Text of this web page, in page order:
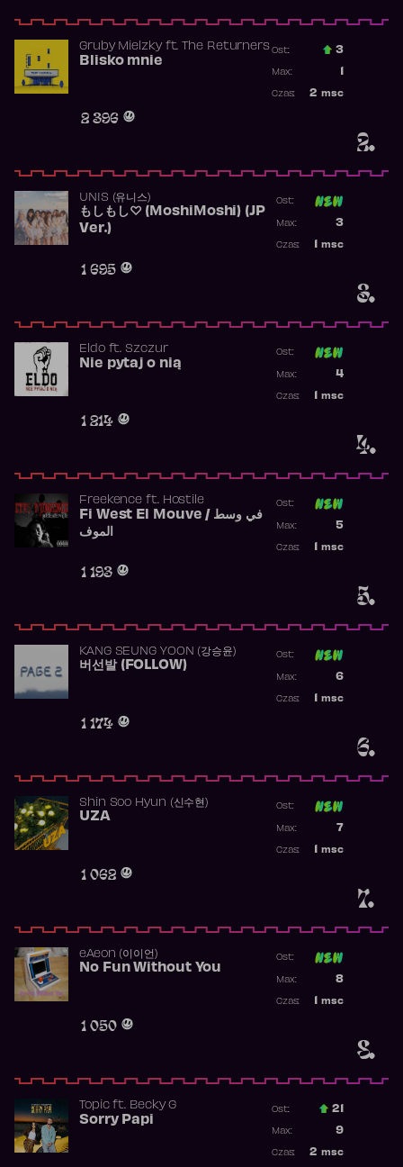
2.
Gruby Mielzkyft. The Returners
Blisko mnie
2 396
Ost.: 3
Max:
2 msc
Czas:
3.
UNIS (유니스)
もしもし♡ (MoshiMoshi) (JP
Ver.)
1 695
Ost:
3
Max:
msc
Czas:
4.
Eldoft. Szczur
Nie pytaj o nią
1 214
Ost:
4
Max:
msc
Czas:
5.
Freekence ft. Hostile
Fi West El Mouve / في وسط
الموف
1 193
Ost:
5
Max:
msc
Czas:
6.
KANG SEUNG YOON (강승윤)
버선발 (FOLLOW)
1 174
Ost:
6
Max:
msc
Czas:
7.
Shin Soo Hyun (신수현)
UZA
1 062
Ost:
7
Max:
msc
Czas:
8.
​eAeon (이이언)
No Fun Without You
1 050
Ost:
8
Max:
msc
Czas:
Topicft. Becky G
Sorry Papi
Ost.: 21
9
Max:
2 msc
Czas: